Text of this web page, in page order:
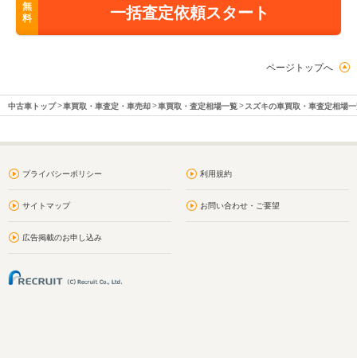
無
料
一括査定依頼スタート
ページトップへ
中古車トップ 車買取・車査定・車売却 車買取・査定相場一覧 スズキの車買取・車査定相場
プライバシーポリシー 利用規約
サイトマップ お問い合わせ・ご要望
広告掲載のお申し込み